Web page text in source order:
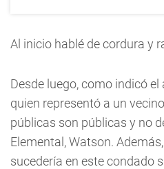
Al inicio hablé de cordura y
Desde luego, como indicó
quien representó a un
públicas son públicas y no
Elemental, Watson.
sucedería en este condado